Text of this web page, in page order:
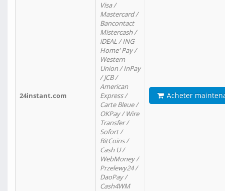
24instant.com
Visa /
Mastercard /
Bancontact
Mistercash /
iDEAL / ING
Home' Pay /
Western
Union / InPay
/ JCB /
American
Express /
Carte Bleue /
OKPay / Wire
Transfer /
Sofort /
BitCoins /
Cash U /
WebMoney /
Przelewy24 /
DaoPay /
Cash4WM
Acheter